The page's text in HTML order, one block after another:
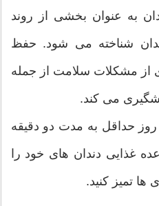
به عنوان بخشی از روند
شناخته می شود. حفظ
از مشکلات سلامت از جمله
می کند.
روز حداقل به مدت دو دقیقه
غذایی دندان های خود را
ها تمیز کنید.